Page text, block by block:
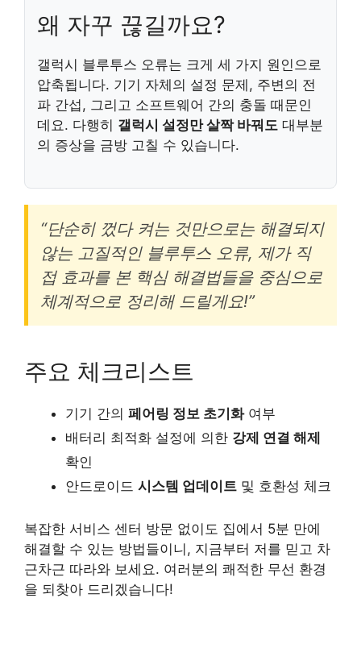
왜 자꾸 끊길까요?
갤럭시 블루투스 오류는 크게 세 가지 원인으로
압축됩니다. 기기 자체의 설정 문제, 주변의 전
파 간섭, 그리고 소프트웨어 간의 충돌 때문인
데요. 다행히 갤럭시 설정만 살짝 바꿔도 대부분
의 증상을 금방 고칠 수 있습니다.
“단순히 껐다 켜는 것만으로는 해결되지
않는 고질적인 블루투스 오류, 제가 직
접 효과를 본 핵심 해결법들을 중심으로
체계적으로 정리해 드릴게요!”
주요 체크리스트
기기 간의 페어링 정보 초기화여부
배터리 최적화 설정에 의한 강제 연결 해제
확인
안드로이드 시스템 업데이트 및 호환성 체크
복잡한 서비스 센터 방문 없이도 집에서 5분 만에
해결할 수 있는 방법들이니, 지금부터 저를 믿고 차
근차근 따라와 보세요. 여러분의 쾌적한 무선 환경
을 되찾아 드리겠습니다!